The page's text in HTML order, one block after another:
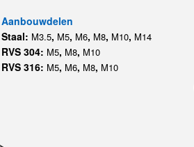
Aanbouwdelen
Staal: M3.5, M5, M6, M8, M10, M14
RVS 304: M5, M8, M10
RVS 316: M5, M6, M8, M10